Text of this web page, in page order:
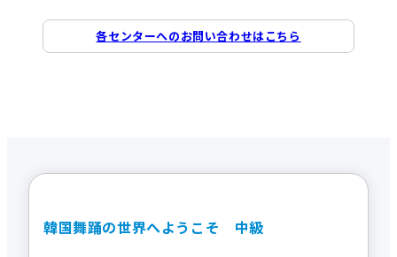
各センターへのお問い合わせはこちら
韓国舞踊の世界へようこそ 中級